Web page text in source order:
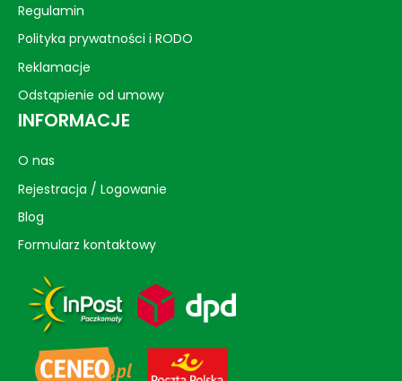
Regulamin
Polityka prywatności i RODO
Reklamacje
Odstąpienie od umowy
INFORMACJE
O nas
Rejestracja / Logowanie
Blog
Formularz kontaktowy